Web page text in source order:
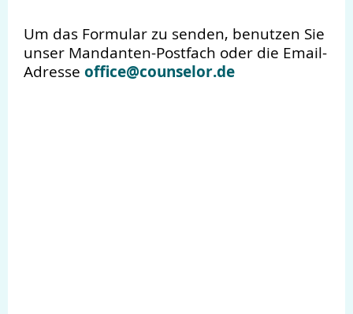
Um das Formular zu senden, benutzen Sie
unser Mandanten-Postfach oder die Email-
Adresse office@counselor.de